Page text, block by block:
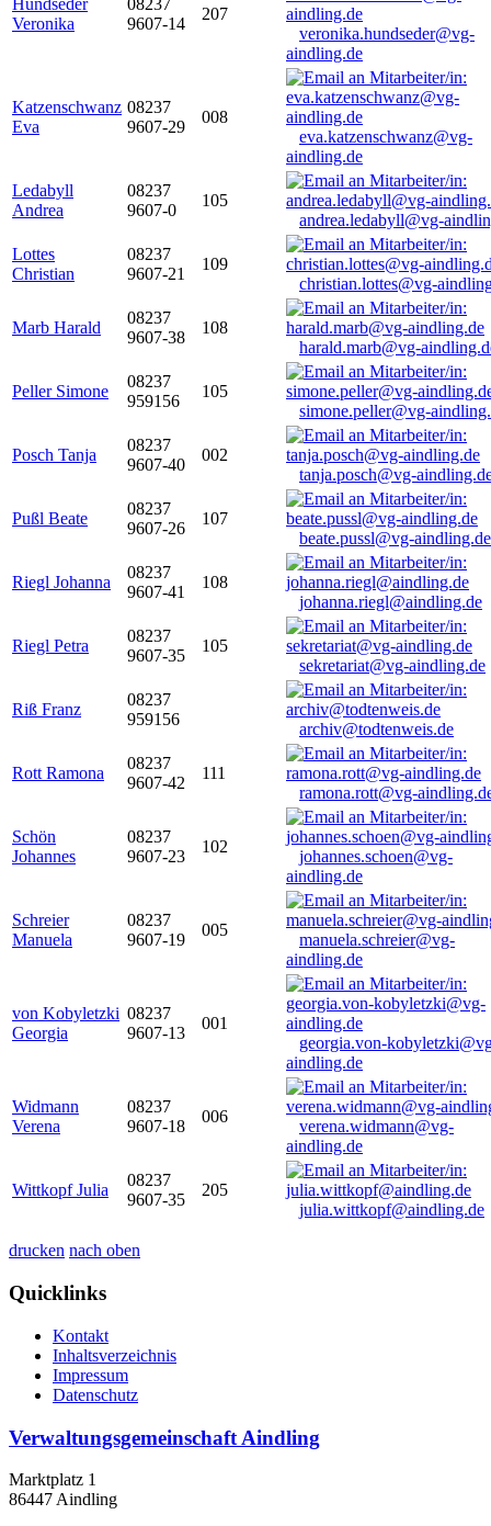
Hundseder
Veronika
08237
9607-14
207
veronika.hundseder@vg-
aindling.de
Katzenschwanz
Eva
08237
9607-29
008
eva.katzenschwanz@vg-
aindling.de
Ledabyll
Andrea
08237
9607-0
105
andrea.ledabyll@vg-
Lottes
Christian
08237
9607-21
109
christian.lottes@vg-
Marb Harald
08237
9607-38
108
harald.marb@vg-
Peller Simone
08237
959156
105
simone.peller@vg-
Posch Tanja
08237
9607-40
002
tanja.posch@vg-
Pußl Beate
08237
9607-26
107
beate.pussl@vg-aindling.de
Riegl Johanna
08237
9607-41
108
johanna.riegl@aindling.de
Riegl Petra
08237
9607-35
105
sekretariat@vg-aindling.de
Riß Franz
08237
959156
archiv@todtenweis.de
Rott Ramona
08237
9607-42
111
ramona.rott@vg-
Schön
Johannes
08237
9607-23
102
johannes.schoen@vg-
aindling.de
Schreier
Manuela
08237
9607-19
005
manuela.schreier@vg-
aindling.de
von Kobyletzki
Georgia
08237
9607-13
001
georgia.von-
aindling.de
Widmann
Verena
08237
9607-18
006
verena.widmann@vg-
aindling.de
Wittkopf Julia
08237
9607-35
205
julia.wittkopf@aindling.de
drucken nach oben
Quicklinks
Kontakt
Inhaltsverzeichnis
Impressum
Datenschutz
Verwaltungsgemeinschaft Aindling
Marktplatz 1
86447 Aindling